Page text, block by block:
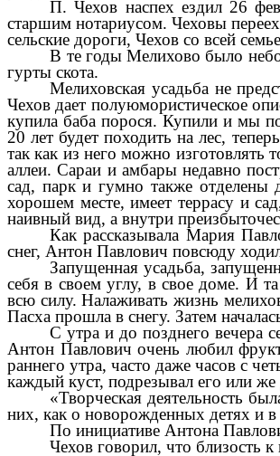
П. Чехов наспех ездил 26
старшим нотариусом. Чеховы
сельские дороги, Чехов со всей
В те годы Мелихово было
гурты скота.
Мелиховская усадьба не
Чехов дает полуюмористическое
купила баба порося. Купили и мы
20 лет будет походить на лес,
так как из него можно изготовлять
аллеи. Сараи и амбары недавно
сад, парк и гумно также отделены
хорошем месте, имеет террасу и
наивный вид, а внутри
Как рассказывала Мария
снег, Антон Павлович повсюду
Запущенная усадьба,
себя в своем углу, в свое доме. И
всю силу. Налаживать жизнь
Пасха прошла в снегу. Затем
С утра и до позднего вечера
Антон Павлович очень любил
раннего утра, часто даже часов с
каждый куст, подрезывал его или
«Творческая деятельность
них, как о новорожденных детях и
По инициативе Антона
Чехов говорил, что близость